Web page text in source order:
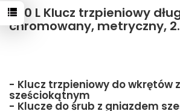
950 L Klucz trzpieniowy
chromowany, metryczny,
- Klucz trzpieniowy do wkrętów
sześciokątnym
- Klucze do śrub z gniazdem